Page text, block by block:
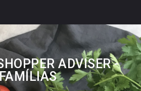
ADVISER -